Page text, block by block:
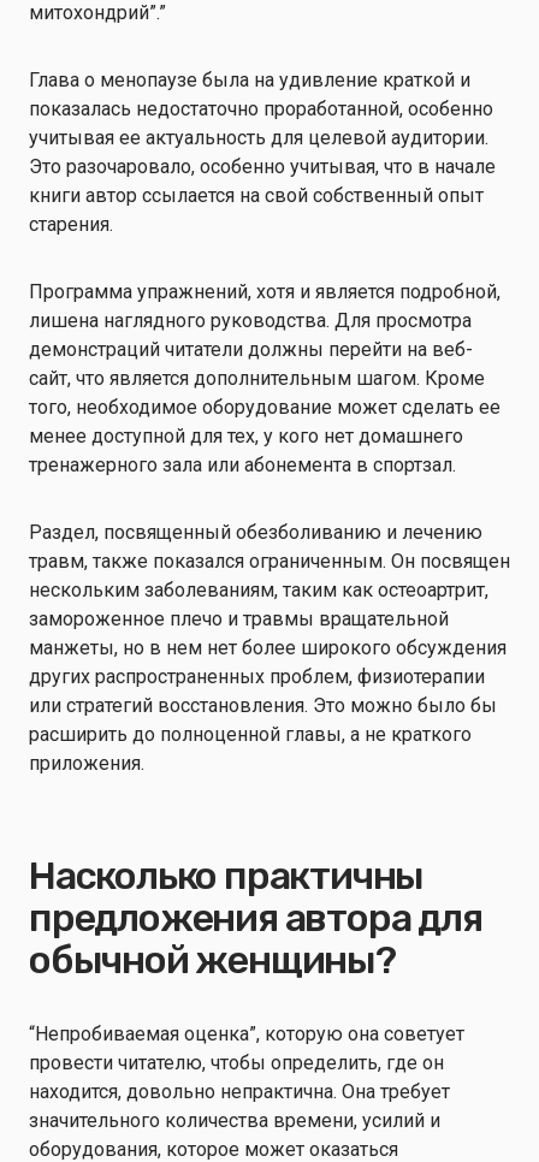
митохондрий”.”
Глава о менопаузе была на удивление краткой и
показалась недостаточно проработанной, особенно
учитывая ее актуальность для целевой аудитории.
Это разочаровало, особенно учитывая, что в начале
книги автор ссылается на свой собственный опыт
старения.
Программа упражнений, хотя и является подробной,
лишена наглядного руководства. Для просмотра
демонстраций читатели должны перейти на веб-
сайт, что является дополнительным шагом. Кроме
того, необходимое оборудование может сделать ее
менее доступной для тех, у кого нет домашнего
тренажерного зала или абонемента в спортзал.
Раздел, посвященный обезболиванию и лечению
травм, также показался ограниченным. Он посвящен
нескольким заболеваниям, таким как остеоартрит,
замороженное плечо и травмы вращательной
манжеты, но в нем нет более широкого обсуждения
других распространенных проблем, физиотерапии
или стратегий восстановления. Это можно было бы
расширить до полноценной главы, а не краткого
приложения.
Насколько практичны
предложения автора для
обычной женщины?
“Непробиваемая оценка”, которую она советует
провести читателю, чтобы определить, где он
находится, довольно непрактична. Она требует
значительного количества времени, усилий и
оборудования, которое может оказаться